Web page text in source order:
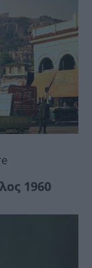
1960